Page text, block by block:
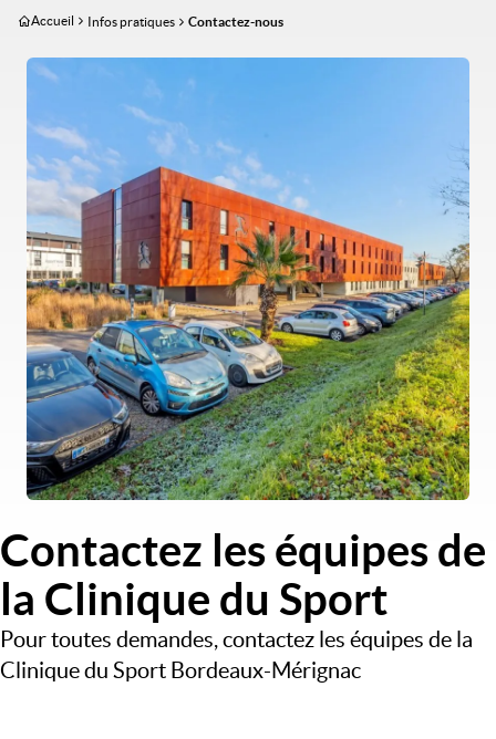
Aller
contenu
Accueil Infos pratiques Contactez-nous
Image
Contactez les équipes de
la Clinique du Sport
Pour toutes demandes, contactez les équipes de la
Clinique du Sport Bordeaux-Mérignac